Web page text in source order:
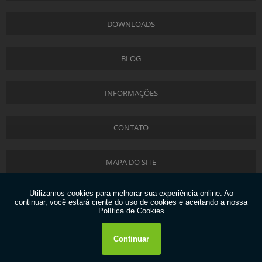
DOWNLOADS
BLOG
INFORMAÇÕES
CONTATO
MAPA DO SITE
Copyright © Liftec. (Lei 9610 de 19/02/1998)
W3C